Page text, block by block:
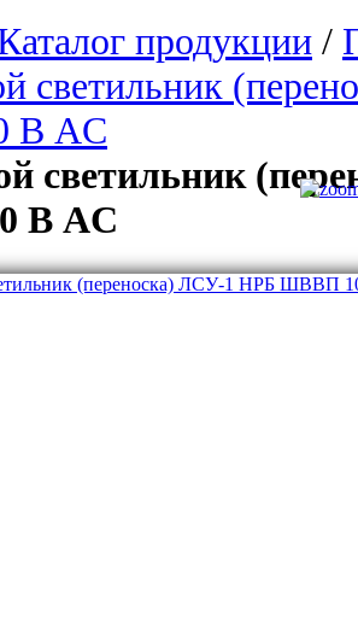
продукции /
светильник
В AC
светильник
В AC